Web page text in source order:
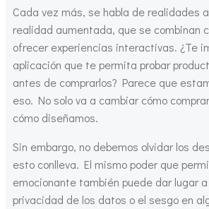
Cada vez más, se habla de realidades
realidad aumentada, que se combinan
ofrecer experiencias interactivas. ¿Te
aplicación que te permita probar
antes de comprarlos? Parece que
eso. No solo va a cambiar cómo
cómo diseñamos.
Sin embargo, no debemos olvidar los
esto conlleva. El mismo poder que
emocionante también puede dar lugar
privacidad de los datos o el sesgo en